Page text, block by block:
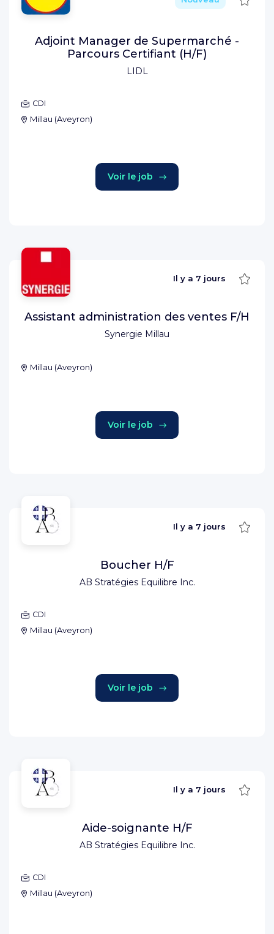
LIDL
Adjoint Manager de Supermarché -
Parcours Certifiant (H/F)
CDI
Millau (Aveyron)
Voir le job
Synergie Millau
Il y a 7 jours
Assistant administration des ventes F/H
Millau (Aveyron)
Voir le job
AB Stratégies Equilibre Inc.
Il y a 7 jours
Boucher H/F
CDI
Millau (Aveyron)
Voir le job
AB Stratégies Equilibre Inc.
Il y a 7 jours
Aide-soignante H/F
CDI
Millau (Aveyron)